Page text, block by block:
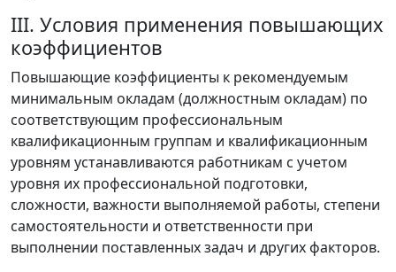
III. Условия применения повышающих
коэффициентов
Повышающие коэффициенты к рекомендуемым
минимальным окладам (должностным окладам) по
соответствующим профессиональным
квалификационным группам и квалификационным
уровням устанавливаются работникам с учетом
уровня их профессиональной подготовки,
сложности, важности выполняемой работы, степени
самостоятельности и ответственности при
выполнении поставленных задач и других факторов.